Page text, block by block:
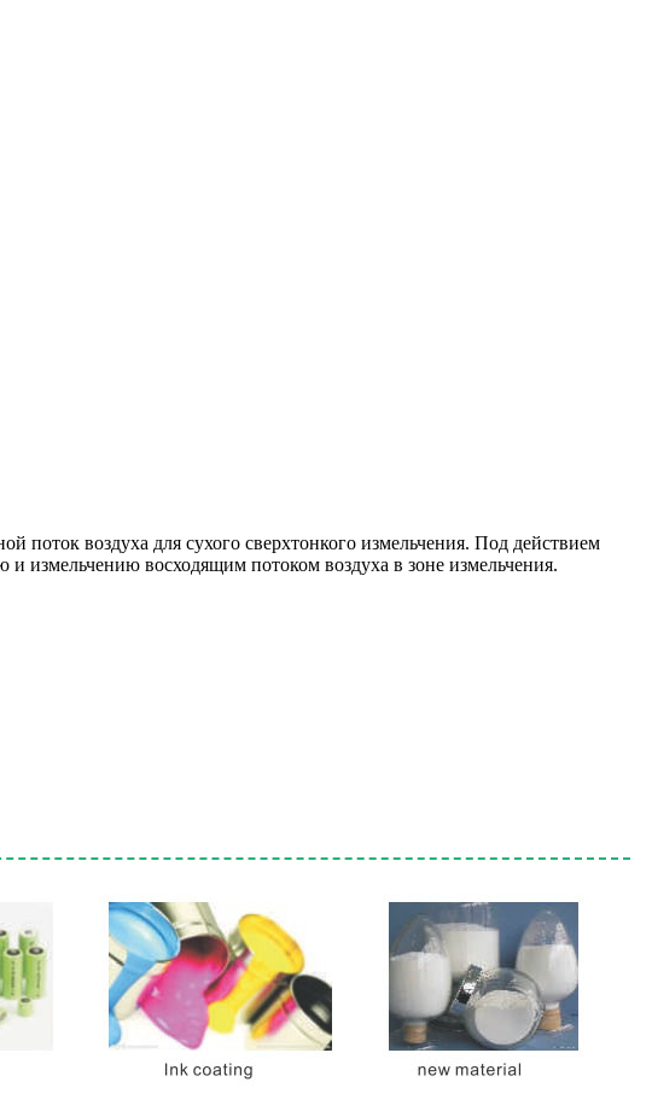
поток воздуха для сухого сверхтонкого измельчения. Под действием
и измельчению восходящим потоком воздуха в зоне измельчения.